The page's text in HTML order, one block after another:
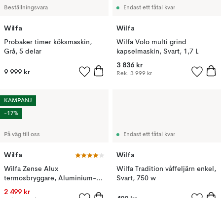
Beställningsvara
Wilfa
Probaker timer köksmaskin,
Grå, 5 delar
9 999 kr
Endast ett fåtal kvar
Wilfa
Wilfa Volo multi grind
kapselmaskin, Svart, 1,7 L
3 836 kr
Rek. 3 999 kr
På väg till oss
Wilfa
Wilfa Zense Alux
termosbryggare, Aluminium-
svart, 1,25 L
2 499 kr
KAMPANJ
-17%
Endast ett fåtal kvar
Wilfa
Wilfa Tradition våffeljärn enkel,
Svart, 750 w